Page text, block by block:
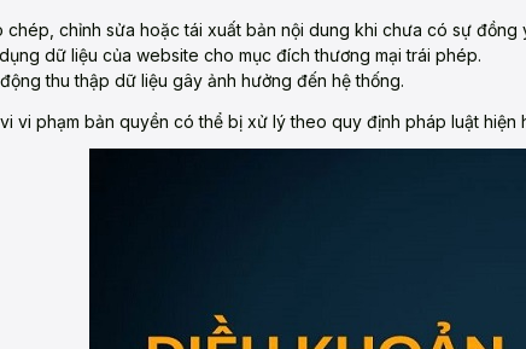
chép, chỉnh sửa hoặc tái xuất bản nội dung khi chưa có sự đồng
dữ liệu của website cho mục đích thương mại trái phép.
thu thập dữ liệu gây ảnh hưởng đến hệ thống.
vi phạm bản quyền có thể bị xử lý theo quy định pháp luật hiện